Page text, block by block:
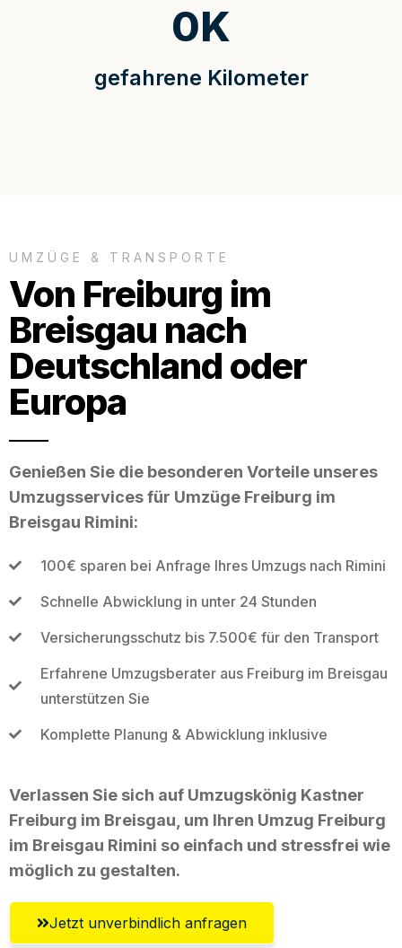
gefahrene Kilometer
0K
UMZÜGE & TRANSPORTE
Von Freiburg im
Breisgau nach
Deutschland oder
Europa
Genießen Sie die besonderen Vorteile unseres
Umzugsservices für Umzüge Freiburg im
Breisgau Rimini:
100€ sparen bei Anfrage Ihres Umzugs nach Rimini
Schnelle Abwicklung in unter 24 Stunden
Versicherungsschutz bis 7.500€ für den Transport
Erfahrene Umzugsberater aus Freiburg im Breisgau
unterstützen Sie
Komplette Planung & Abwicklung inklusive
Verlassen Sie sich auf Umzugskönig Kastner
Freiburg im Breisgau, um Ihren Umzug Freiburg
im Breisgau Rimini so einfach und stressfrei wie
möglich zu gestalten.
Jetzt unverbindlich anfragen